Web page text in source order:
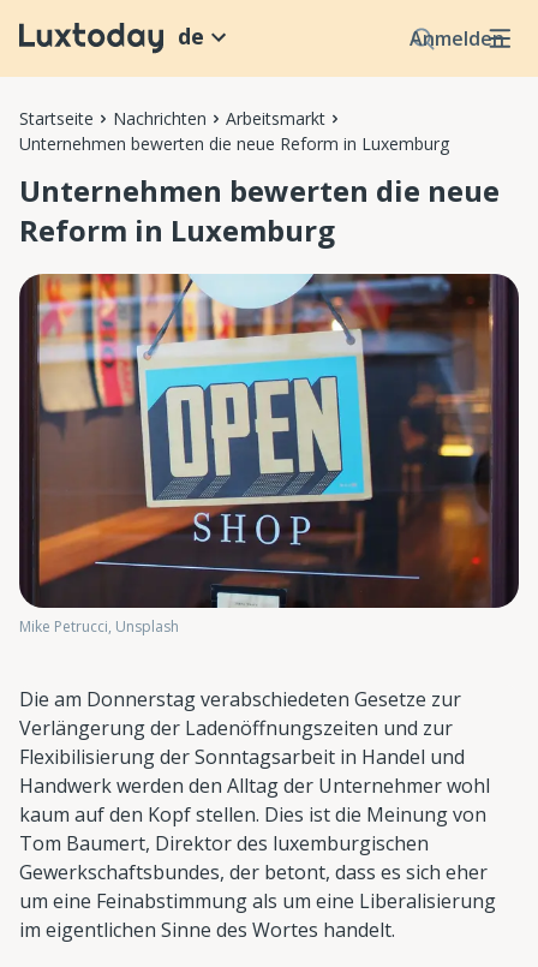
Anmelden
de
Startseite Nachrichten
Arbeitsmarkt
Unternehmen bewerten die neue Reform in Luxemburg
Unternehmen bewerten die neue
Reform in Luxemburg
Mike Petrucci, Unsplash
Die am Donnerstag verabschiedeten Gesetze zur
Verlängerung der Ladenöffnungszeiten und zur
Flexibilisierung der Sonntagsarbeit in Handel und
Handwerk werden den Alltag der Unternehmer wohl
kaum auf den Kopf stellen. Dies ist die Meinung von
Tom Baumert, Direktor des luxemburgischen
Gewerkschaftsbundes, der betont, dass es sich eher
um eine Feinabstimmung als um eine Liberalisierung
im eigentlichen Sinne des Wortes handelt.